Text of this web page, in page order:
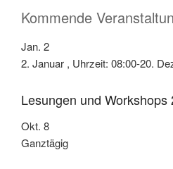
Kommende
Jan. 2
2. Januar , Uhrzeit: 08:00-20.
Lesungen und Workshops
Okt. 8
Ganztägig